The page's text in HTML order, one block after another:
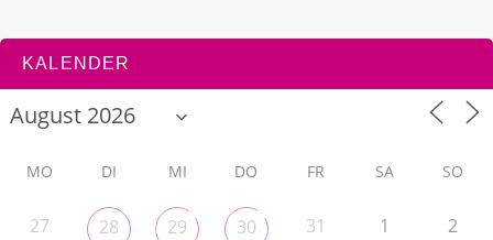
KALENDER
MO DI MI DO FR SA SO
27 28 29 30 31 1 2